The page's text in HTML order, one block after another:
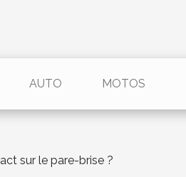
AUTO MOTOS
sur le pare-brise ?